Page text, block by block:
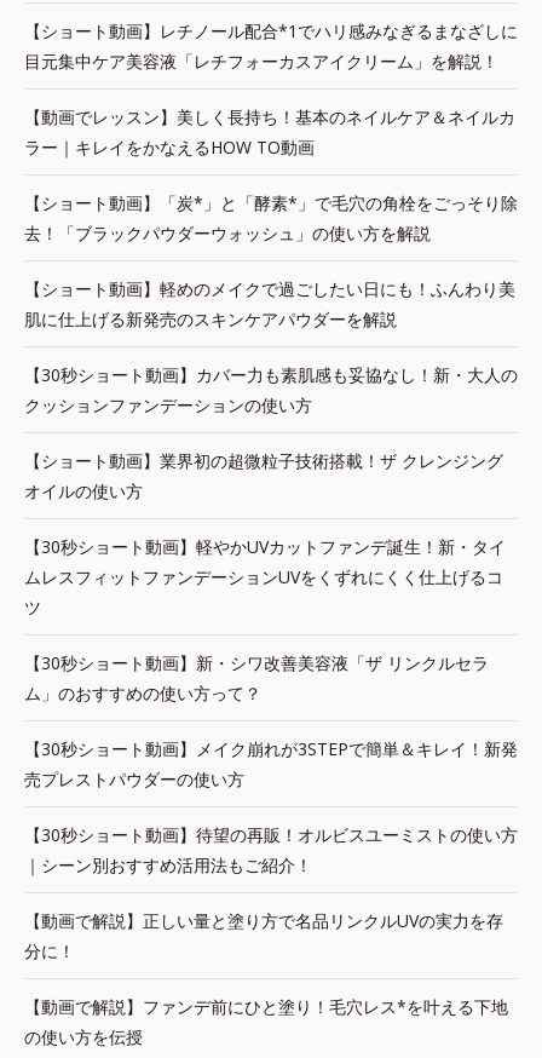
【ショート動画】レチノール配合*1でハリ感みなぎるまなざしに
目元集中ケア美容液「レチフォーカスアイクリーム」を解説！
【動画でレッスン】美しく長持ち！基本のネイルケア＆ネイルカ
ラー｜キレイをかなえるHOW TO動画
【ショート動画】「炭*」と「酵素*」で毛穴の角栓をごっそり除
去！「ブラックパウダーウォッシュ」の使い方を解説
【ショート動画】軽めのメイクで過ごしたい日にも！ふんわり美
肌に仕上げる新発売のスキンケアパウダーを解説
【30秒ショート動画】カバー力も素肌感も妥協なし！新・大人の
クッションファンデーションの使い方
【ショート動画】業界初の超微粒子技術搭載！ザ クレンジング
オイルの使い方
【30秒ショート動画】軽やかUVカットファンデ誕生！新・タイ
ムレスフィットファンデーションUVをくずれにくく仕上げるコ
ツ
【30秒ショート動画】新・シワ改善美容液「ザ リンクルセラ
ム」のおすすめの使い方って？
【30秒ショート動画】メイク崩れが3STEPで簡単＆キレイ！新発
売プレストパウダーの使い方
【30秒ショート動画】待望の再販！オルビスユーミストの使い方
｜シーン別おすすめ活用法もご紹介！
【動画で解説】正しい量と塗り方で名品リンクルUVの実力を存
分に！
【動画で解説】ファンデ前にひと塗り！毛穴レス*を叶える下地
の使い方を伝授